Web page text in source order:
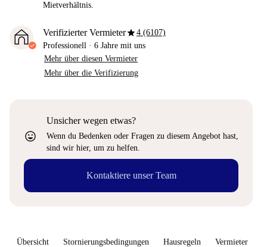
Mietverhältnis.
Verifizierter Vermieterstar4 (6107)
Professionell · 6 Jahre mit uns
Mehr über diesen Vermieter
Mehr über die Verifizierung
sentiment_very_satisfied
Unsicher wegen etwas?
Wenn du Bedenken oder Fragen zu diesem Angebot hast,
sind wir hier, um zu helfen.
Kontaktiere unser Team
Übersicht Stornierungsbedingungen Hausregeln Vermieter